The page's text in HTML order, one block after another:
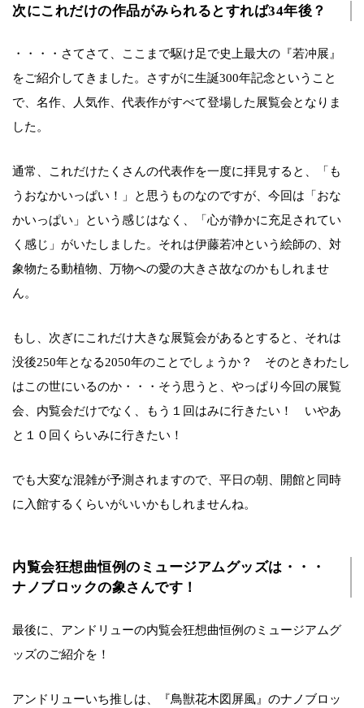
次にこれだけの作品がみられるとすれば34年後？
・・・・さてさて、ここまで駆け足で史上最大の『若冲展』
をご紹介してきました。さすがに生誕300年記念ということ
で、名作、人気作、代表作がすべて登場した展覧会となりま
した。
通常、これだけたくさんの代表作を一度に拝見すると、「も
うおなかいっぱい！」と思うものなのですが、今回は「おな
かいっぱい」という感じはなく、「心が静かに充足されてい
く感じ」がいたしました。それは伊藤若冲という絵師の、対
象物たる動植物、万物への愛の大きさ故なのかもしれませ
ん。
もし、次ぎにこれだけ大きな展覧会があるとすると、それは
没後250年となる2050年のことでしょうか？ そのときわたし
はこの世にいるのか・・・そう思うと、やっぱり今回の展覧
会、内覧会だけでなく、もう１回はみに行きたい！ いやあ
と１０回くらいみに行きたい！
でも大変な混雑が予測されますので、平日の朝、開館と同時
に入館するくらいがいいかもしれませんね。
内覧会狂想曲恒例のミュージアムグッズは・・・
ナノブロックの象さんです！
最後に、アンドリューの内覧会狂想曲恒例のミュージアムグ
ッズのご紹介を！
アンドリューいち推しは、『鳥獣花木図屏風』のナノブロッ